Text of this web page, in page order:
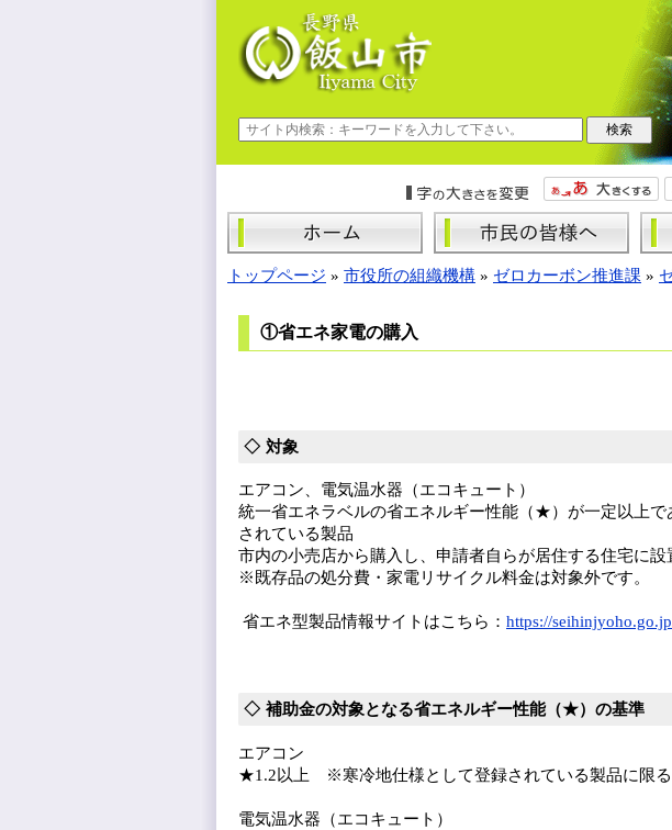
トップページ » 市役所の組織機構 » ゼロカーボン推進課 »
①省エネ家電の購入
対象
エアコン、電気温水器（エコキュート）
統一省エネラベルの省エネルギー性能（★）が一定以上
されている製品
市内の小売店から購入し、申請者自らが居住する住宅に
※既存品の処分費・家電リサイクル料金は対象外です。
省エネ型製品情報サイトはこちら： https://
補助金の対象となる省エネルギー性能（★）の基準
エアコン
★1.2以上 ※寒冷地仕様として登録されている製品に限る
電気温水器（エコキュート）